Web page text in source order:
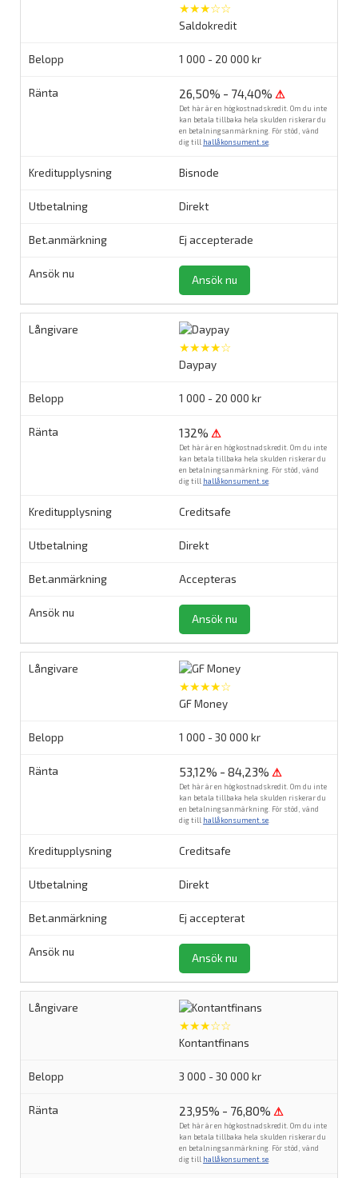
★★★☆☆
Saldokredit
1 000 - 20 000 kr
26,50% - 74,40% ⚠
Det här är en högkostnadskredit. Om du inte
kan betala tillbaka hela skulden riskerar du
en betalningsanmärkning. För stöd, vänd
dig till hallåkonsument.se.
Bisnode
Direkt
Ej accepterade
Ansök nu
★★★★☆
Daypay
1 000 - 20 000 kr
132% ⚠
Det här är en högkostnadskredit. Om du inte
kan betala tillbaka hela skulden riskerar du
en betalningsanmärkning. För stöd, vänd
dig till hallåkonsument.se.
Creditsafe
Direkt
Accepteras
Ansök nu
★★★★☆
GF Money
1 000 - 30 000 kr
53,12% - 84,23% ⚠
Det här är en högkostnadskredit. Om du inte
kan betala tillbaka hela skulden riskerar du
en betalningsanmärkning. För stöd, vänd
dig till hallåkonsument.se.
Creditsafe
Direkt
Ej accepterat
Ansök nu
★★★☆☆
Kontantfinans
3 000 - 30 000 kr
23,95% - 76,80% ⚠
Det här är en högkostnadskredit. Om du inte
kan betala tillbaka hela skulden riskerar du
en betalningsanmärkning. För stöd, vänd
dig till hallåkonsument.se.